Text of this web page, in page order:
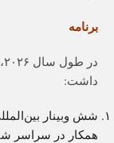
برنامه
داشت:
شش وبینار
همکار در سراسر